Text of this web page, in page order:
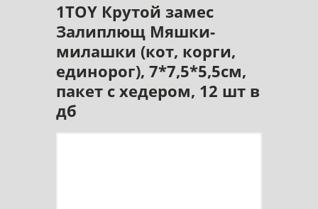
1TOY Крутой замес
Залиплющ Мяшки-
милашки (кот, корги,
единорог), 7*7,5*5,5см,
пакет с хедером, 12 шт в
дб